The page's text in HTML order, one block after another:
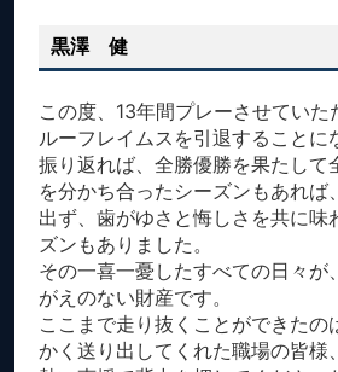
黒澤 健
この度、13年間プレーさせてい
ルーフレイムスを引退することに
振り返れば、全勝優勝を果たして
を分かち合ったシーズンもあれば
出ず、歯がゆさと悔しさを共に味
ズンもありました。
その一喜一憂したすべての日々が
がえのない財産です。
ここまで走り抜くことができたの
かく送り出してくれた職場の皆様